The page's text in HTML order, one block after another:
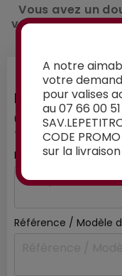
Vous avez un
vous souhaitez
INFORMATIONS
01 / 03
*mentions obligatoires
Marque de la valise*
Référence / Modèle
A notre
votre
pour valises
au 07 66 00
CODE
sur la livraison